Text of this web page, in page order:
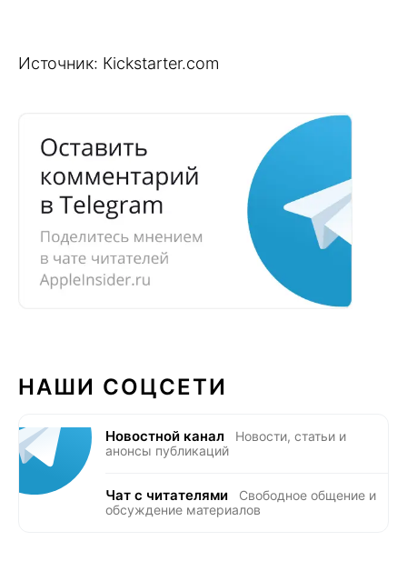
Источник: Кickstarter.com
НАШИ СОЦСЕТИ
Новостной канал
Новости, статьи и
анонсы публикаций
Чат с читателями
Свободное общение и
обсуждение материалов